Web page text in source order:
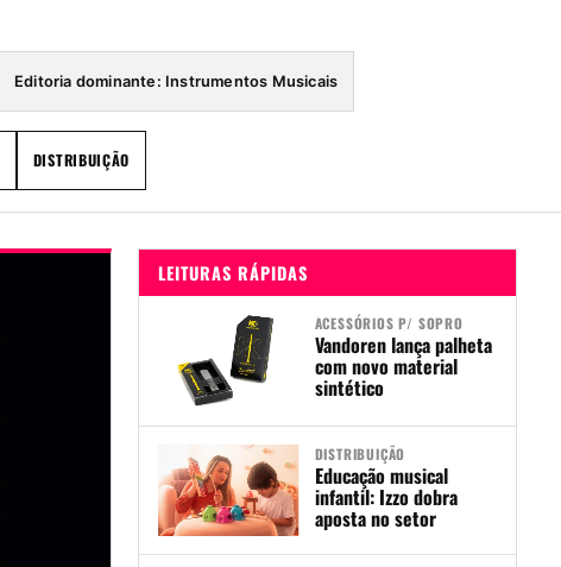
Editoria dominante: Instrumentos Musicais
DISTRIBUIÇÃO
LEITURAS RÁPIDAS
ACESSÓRIOS P/ SOPRO
Vandoren lança palheta
com novo material
sintético
DISTRIBUIÇÃO
Educação musical
infantil: Izzo dobra
aposta no setor